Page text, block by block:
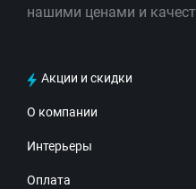
нашими ценами и
Акции и скидки
О компании
Интерьеры
Оплата